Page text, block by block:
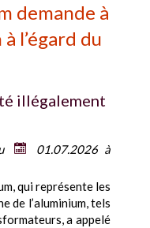
demande à
l’égard du
illégalement
01.07.2026 à
qui représente les
de l’aluminium, tels
a appelé